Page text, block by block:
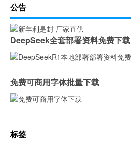
公告
DeepSeek全套部署资料免费下载
免费可商用字体批量下载
标签